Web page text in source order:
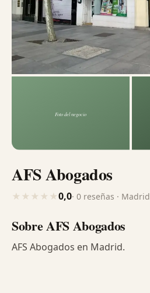
AFS Abogados
★ ★ ★ ★ ★0,0· 0 reseñas · Madrid
Sobre AFS Abogados
AFS Abogados en Madrid.